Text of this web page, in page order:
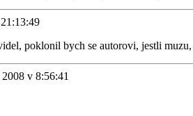
poklonil bych se autorovi, jestli
v 8:56:41